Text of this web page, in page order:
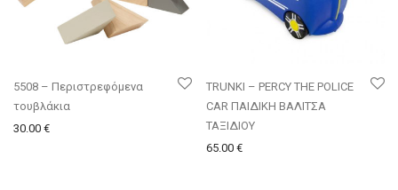
5508 – Περιστρεφόμενα
τουβλάκια
30.00 €
TRUNKI – PERCY THE POLICE
CAR ΠΑΙΔΙΚΗ ΒΑΛΙΤΣΑ
ΤΑΞΙΔΙΟΥ
65.00 €